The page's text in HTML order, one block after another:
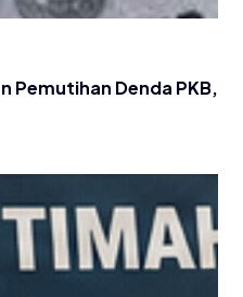
Pemutihan Denda PKB,